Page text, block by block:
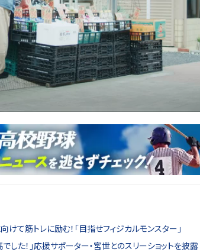
けて筋トレに励む！「目指せフィジカルモンスター」
した！」応援サポーター・宮世とのスリーショットを披露